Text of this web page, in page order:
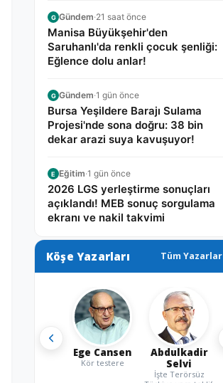
G Gündem·21 saat önce
Manisa Büyükşehir'den
Saruhanlı'da renkli çocuk şenliği:
Eğlence dolu anlar!
G Gündem·1 gün önce
Bursa Yeşildere Barajı Sulama
Projesi'nde sona doğru: 38 bin
dekar arazi suya kavuşuyor!
E Eğitim·1 gün önce
2026 LGS yerleştirme sonuçları
açıklandı! MEB sonuç sorgulama
ekranı ve nakil takvimi
Köşe Yazarları Tüm Yazarlar
Ege Cansen
Kör testere
Abdulkadir
Selvi
İşte Terörsüz